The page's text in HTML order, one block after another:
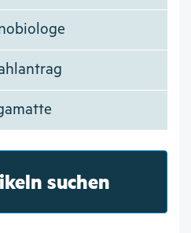
suchen